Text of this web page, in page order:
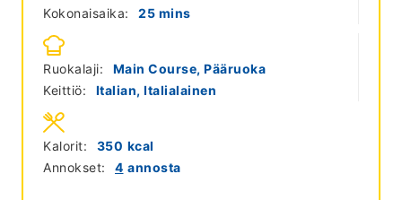
Kokonaisaika:
25minutes
mins
Ruokalaji:
Main Course, Pääruoka
Keittiö:
Italian, Italialainen
Annokset: 4 annosta
Kalorit: 350 kcal